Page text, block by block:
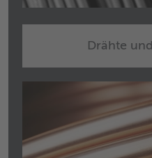
Drähte